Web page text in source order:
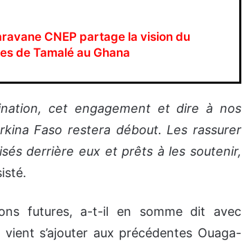
CNEP partage la vision du
de Tamalé au Ghana
cet engagement et dire à nos
Faso restera débout. Les rassurer
derrière eux et prêts à les soutenir,
futures, a-t-il en somme dit avec
s’ajouter aux précédentes Ouaga-